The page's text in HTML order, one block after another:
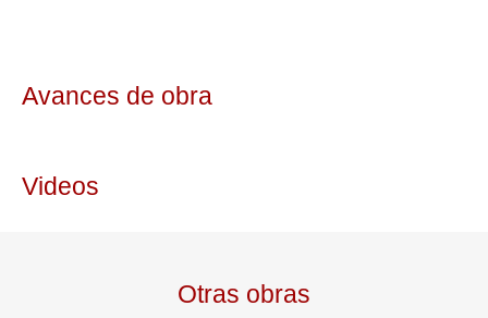
Avances de obra
Videos
Otras obras